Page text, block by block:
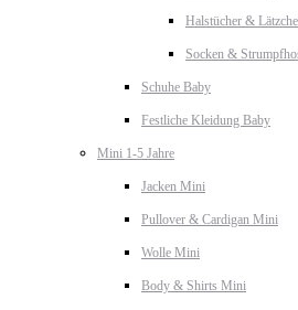
Halstücher &
Socken &
Schuhe Baby
Festliche Kleidung Baby
Mini 1-5 Jahre
Jacken Mini
Pullover & Cardigan Mini
Wolle Mini
Body & Shirts Mini